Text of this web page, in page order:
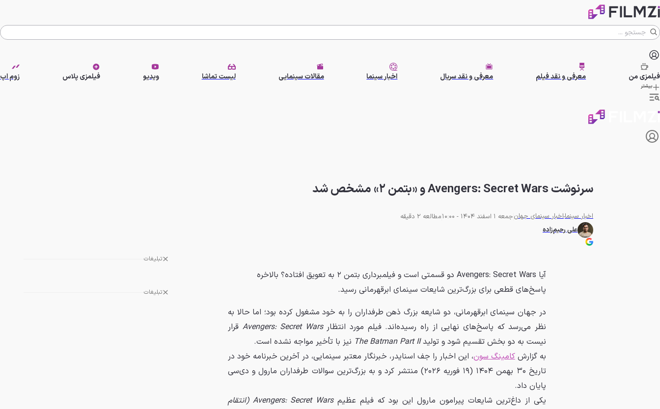
فیلمزیمن معرفی و نقد فیلم معرفی و نقد سریال اخبار سینما مقالات سینمایی لیست تماشا ویدیو فیلمزی پلاس زوم اپ
بیشتر
سرنوشت Avengers: Secret Wars و «بتمن ۲» مشخص شد
اخبار سینمااخبار سینمای جهانجمعه 1 اسفند 1404 - 10:00
مطالعه 2 دقیقه
علی رحیم‌زاده
تبلیغات
تبلیغات
آیا Avengers: Secret Wars دو قسمتی است و فیلمبرداری بتمن ۲ به تعویق افتاده؟ بالاخره
پاسخ‌های قطعی برای بزرگ‌ترین شایعات سینمای ابرقهرمانی رسید.
در جهان سینمای ابرقهرمانی، دو شایعه بزرگ ذهن طرفداران را به خود مشغول کرده بود؛ اما حالا به
نظر می‌رسد که پاسخ‌های نهایی از راه رسیده‌اند. فیلم مورد انتظارAvengers: Secret Wars قرار
نیست به دو بخش تقسیم شود و تولیدThe Batman Part II نیز با تأخیر مواجه نشده است.
به گزارشکامینگ سون، این اخبار را جف اسنایدر، خبرنگار معتبر سینمایی، در آخرین خبرنامه خود در
تاریخ ۳۰ بهمن ۱۴۰۴ (۱۹ فوریه ۲۰۲۶) منتشر کرد و به بزرگ‌ترین سوالات طرفداران مارول و دی‌سی
پایان داد.
یکی از داغ‌ترین شایعات پیرامون مارول این بود که فیلم عظیم
Avengers: Secret Wars (انتقام